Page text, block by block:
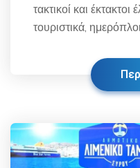
τακτικοί και
τουριστικά,